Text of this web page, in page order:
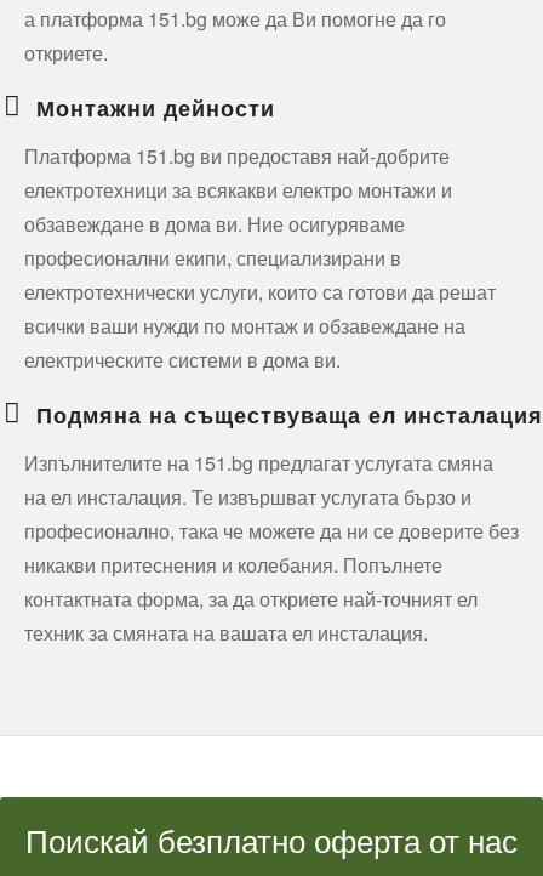
а платформа 151.bg може да Ви помогне да го
откриете.
Монтажни дейности
Платформа 151.bg ви предоставя най-добрите
електротехници за всякакви електро монтажи и
обзавеждане в дома ви. Ние осигуряваме
професионални екипи, специализирани в
електротехнически услуги, които са готови да решат
всички ваши нужди по монтаж и обзавеждане на
електрическите системи в дома ви.
Подмяна на съществуваща ел инсталация
Изпълнителите на 151.bg предлагат услугата смяна
на ел инсталация. Те извършват услугата бързо и
професионално, така че можете да ни се доверите без
никакви притеснения и колебания. Попълнете
контактната форма, за да откриете най-точният ел
техник за смяната на вашата ел инсталация.
Поискай безплатно оферта от нас